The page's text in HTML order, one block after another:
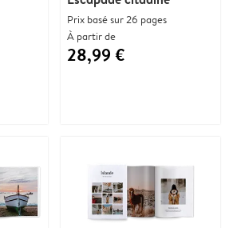
Prix basé sur 26 pages
À partir de
28,99 €